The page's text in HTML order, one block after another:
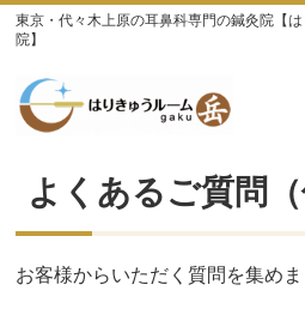
東京・代々木上原の耳鼻科専門の鍼灸院【
院】
よくあるご質問（
お客様からいただく質問を集めま